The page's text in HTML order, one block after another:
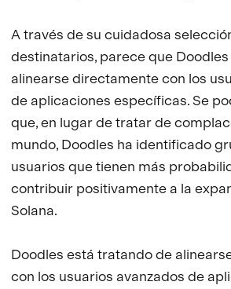
A través de su cuidadosa
destinatarios, parece que
alinearse directamente con los
de aplicaciones específicas. Se
que, en lugar de tratar de
mundo, Doodles ha identificado
usuarios que tienen más
contribuir positivamente a la
Solana.
Doodles está tratando de
con los usuarios avanzados de